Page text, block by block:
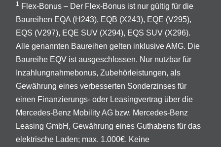
1 Flex-Bonus – Der Flex-Bonus ist nur gültig für die
Baureihen EQA (H243), EQB (X243), EQE (V295),
EQS (V297), EQE SUV (X294), EQS SUV (X296).
Alle genannten Baureihen gelten inklusive AMG. Die
Baureihe EQV ist ausgeschlossen. Nur nutzbar für
Inzahlungnahmebonus, Zubehörleistungen, als
Gewährung eines verbesserten Sonderzinses für
einen Finanzierungs- oder Leasingvertrag über die
Mercedes-Benz Mobility AG bzw. Mercedes-Benz
Leasing GmbH, Gewährung eines Guthabens für das
elektrische Laden; max. 1.000€. Keine